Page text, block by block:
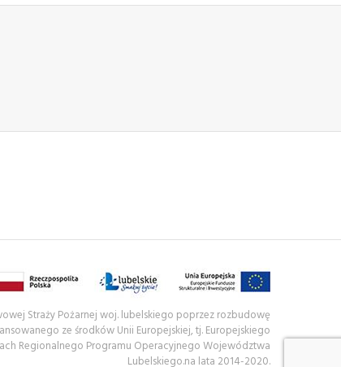
Straży Pożarnej woj. lubelskiego poprzez rozbudowę
ze środków Unii Europejskiej, tj. Europejskiego
Regionalnego Programu Operacyjnego Województwa
Lubelskiego.na lata 2014-2020.